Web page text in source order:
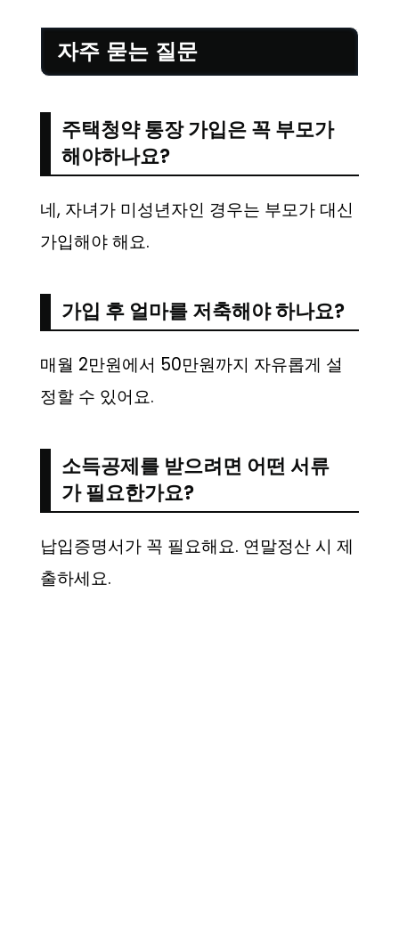
자주 묻는 질문
주택청약 통장 가입은 꼭 부모가
해야하나요?
네, 자녀가 미성년자인 경우는 부모가 대신
가입해야 해요.
가입 후 얼마를 저축해야 하나요?
매월 2만원에서 50만원까지 자유롭게 설
정할 수 있어요.
소득공제를 받으려면 어떤 서류
가 필요한가요?
납입증명서가 꼭 필요해요. 연말정산 시 제
출하세요.